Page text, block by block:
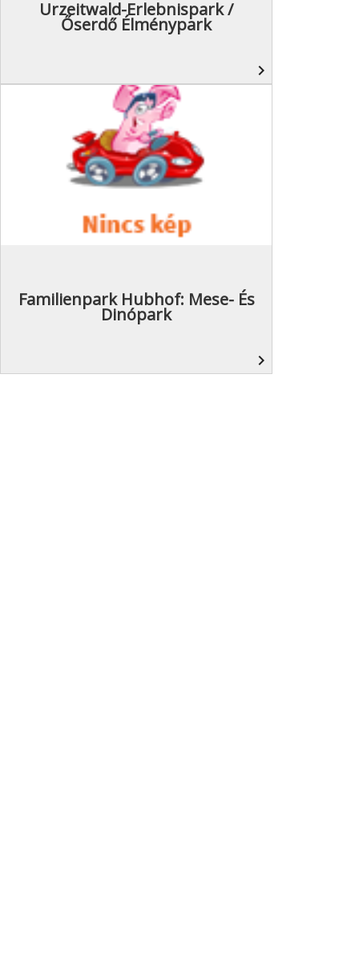
Urzeitwald-Erlebnispark /
Őserdő Élménypark
navigate_next
Familienpark Hubhof: Mese- És
Dinópark
navigate_next